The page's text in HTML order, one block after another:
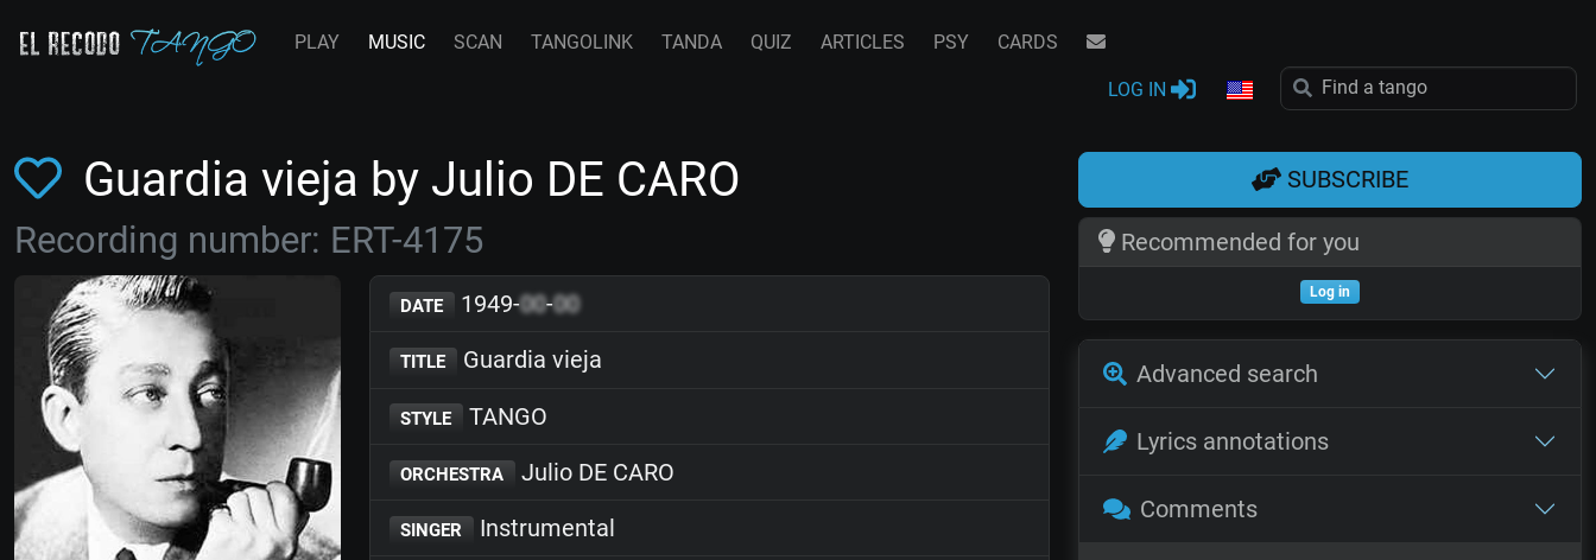
PLAY MUSIC SCAN TANGOLINK TANDA QUIZ ARTICLES PSY CARDS
LOG IN
Guardia vieja by Julio DE CARO
Recording number: ERT-4175
DATE 1949-00-00
TITLE Guardia vieja
STYLE TANGO
ORCHESTRA Julio DE CARO
SINGER Instrumental
SUBSCRIBE
Recommended for you
Log in
Advanced search
Lyrics annotations
Comments